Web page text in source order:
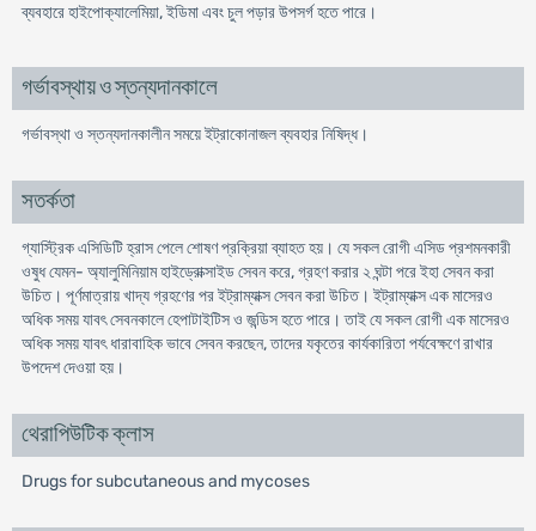
ব্যবহারে হাইপোক্যালেমিয়া, ইডিমা এবং চুল পড়ার উপসর্গ হতে পারে।
গর্ভাবস্থায় ও স্তন্যদানকালে
গর্ভাবস্থা ও স্তন্যদানকালীন সময়ে ইট্রাকোনাজল ব্যবহার নিষিদ্ধ।
সতর্কতা
গ্যাস্ট্রিক এসিডিটি হ্রাস পেলে শোষণ প্রক্রিয়া ব্যাহত হয়। যে সকল রোগী এসিড প্রশমনকারী
ওষুধ যেমন- অ্যালুমিনিয়াম হাইড্রোক্সাইড সেবন করে, গ্রহণ করার ২ ঘন্টা পরে ইহা সেবন করা
উচিত। পূর্ণমাত্রায় খাদ্য গ্রহণের পর ইট্রাম্যাক্স সেবন করা উচিত। ইট্রাম্যাক্স এক মাসেরও
অধিক সময় যাবৎ সেবনকালে হেপাটাইটিস ও জন্ডিস হতে পারে। তাই যে সকল রোগী এক মাসেরও
অধিক সময় যাবৎ ধারাবাহিক ভাবে সেবন করছেন, তাদের যকৃতের কার্যকারিতা পর্যবেক্ষণে রাখার
উপদেশ দেওয়া হয়।
থেরাপিউটিক ক্লাস
Drugs for subcutaneous and mycoses